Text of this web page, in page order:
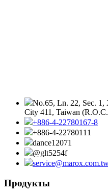
No.65, Ln. 22, Sec. 1,
City 411, Taiwan
+886-4-22780167-8
+886-4-22780111
dance12071
@glt5254f
Продукты